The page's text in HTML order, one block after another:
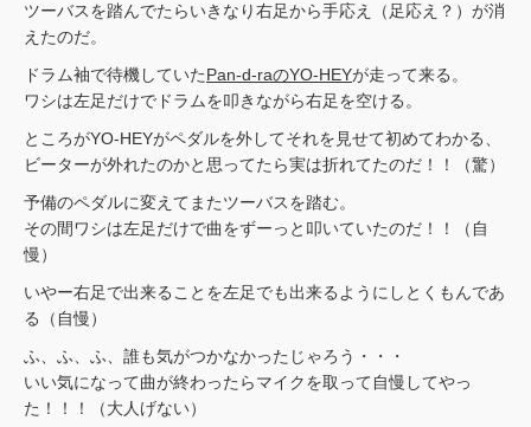
ツーバスを踏んでたらいきなり右足から手応え（足応え？）が消
えたのだ。
ドラム袖で待機していたPan-d-raのYO-HEYが走って来る。
ワシは左足だけでドラムを叩きながら右足を空ける。
ところがYO-HEYがペダルを外してそれを見せて初めてわかる、
ビーターが外れたのかと思ってたら実は折れてたのだ！！（驚）
予備のペダルに変えてまたツーバスを踏む。
その間ワシは左足だけで曲をずーっと叩いていたのだ！！（自
慢）
いやー右足で出来ることを左足でも出来るようにしとくもんであ
る（自慢）
ふ、ふ、ふ、誰も気がつかなかったじゃろう・・・
いい気になって曲が終わったらマイクを取って自慢してやっ
た！！！（大人げない）